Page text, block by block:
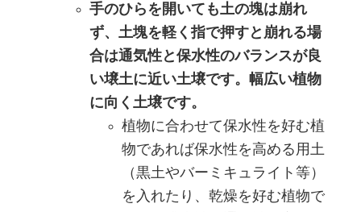
手のひらを開いても土の塊は崩れ
ず、土塊を軽く指で押すと崩れる場
合は通気性と保水性のバランスが良
い壌土に近い土壌です。幅広い植物
に向く土壌です。
植物に合わせて保水性を好む植
物であれば保水性を高める用土
（黒土やバーミキュライト等）
を入れたり、乾燥を好む植物で